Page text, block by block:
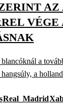
AZ
a
hangsúly, a
Real_Madrid